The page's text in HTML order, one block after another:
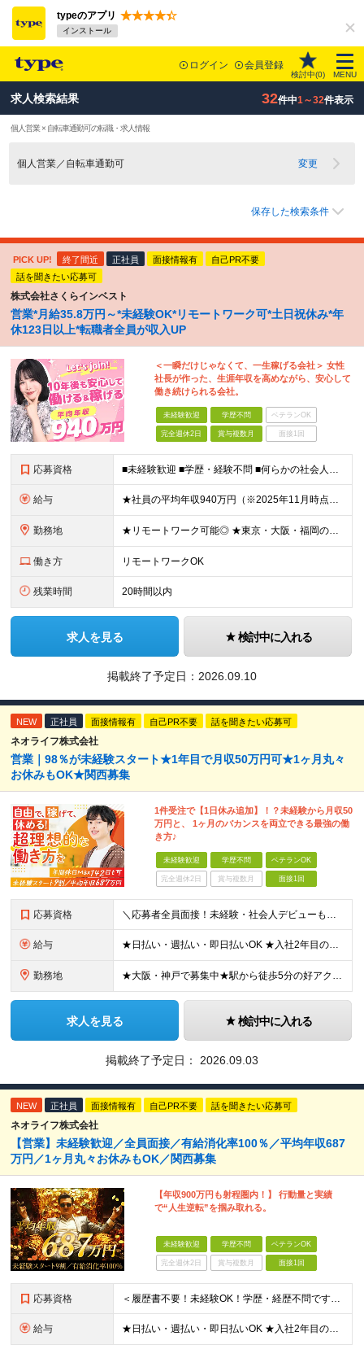
typeのアプリ
インストール
ログイン 会員登録
検討中(0) MENU
求人検索結果 32件中1～32件表示
個人営業 × 自転車通勤可の転職・求人情報
個人営業／自転車通勤可 変更
保存した検索条件
PICK UP! 終了間近 正社員 面接情報有
自己PR不要
話を聞きたい応募可
株式会社さくらインベスト
営業*月給35.8万円～*未経験OK*リモートワーク可*土日祝休み*年
休123日以上*転職者全員が収入UP
＜一瞬だけじゃなくて、一生稼げる会社＞ 女性
社長が作った、生涯年収を高めながら、安心して
働き続けられる会社。
未経験歓迎 学歴不問 ベテランOK
完全週休2日 賞与複数月 面接1回
応募資格 ■未経験歓迎 ■学歴・経験不問 ■何らかの社会人経験がある方 ＜こんな方に向いています！＞ ・頑張った分評価されたい方 ・将来役立つ知識を身につけたい方 ・新しいことを学ぶのが好きな方 ・趣味
給与 ★社員の平均年収940万円（※2025年11月時点） ★転職者は全員収入アップを実現 ★入社半年で昇給した実績あり！ 【営業未経験】 月給35万8,000円～（固定残業代含む）＋インセンティブ ＋賞
勤務地 ★リモートワーク可能◎ ★東京・大阪・福岡の3拠点で募集中／ご希望の勤務地で配属します ★転勤なし ＜東京支店＞ 東京都港区三田1丁目4番28号 三田国際ビル2階 ＜大阪本社＞ 大阪府大阪市北区梅
働き方 リモートワークOK
残業時間 20時間以内
求人を見る 検討中に入れる
掲載終了予定日： 2026.09.10
NEW 正社員 面接情報有 自己PR不要 話を聞きたい応募可
ネオライフ株式会社
営業｜98％が未経験スタート★1年目で月収50万円可★1ヶ月丸々
お休みもOK★関西募集
1件受注で【1日休み追加】！？未経験から月収50
万円と、 1ヶ月のバカンスを両立できる最強の働
き方♪
未経験歓迎 学歴不問 ベテランOK
完全週休2日 賞与複数月 面接1回
応募資格 ＼応募者全員面接！未経験・社会人デビューも歓迎／ ◆スキル・資格は一切不要 ◆職種・業種未経験歓迎 ◆第二新卒・ブランクOK ＜先輩の志望動機をご紹介＞ 「収入もお休みも大切にしたい」 「頑張った分
給与 ★日払い・週払い・即日払いOK ★入社2年目の平均年収687万円 ★入社3年目で年収900万円の社員も在籍 ＼2つのコースから給与形態を選べます！／ 【1】安定収入をゲットしたい方向けコース 基本給
勤務地 ★大阪・神戸で募集中★駅から徒歩5分の好アクセス ■新大阪事業所／大阪府大阪市東淀川区東中島4-11-6 ネオライフ新大阪ビル8F ■神戸事業所／兵庫県神戸市中央区多聞通4-4-13 歩11番館50
求人を見る 検討中に入れる
掲載終了予定日： 2026.09.03
NEW 正社員 面接情報有 自己PR不要 話を聞きたい応募可
ネオライフ株式会社
【営業】未経験歓迎／全員面接／有給消化率100％／平均年収687
万円／1ヶ月丸々お休みもOK／関西募集
【年収900万円も射程圏内！】 行動量と実績
で“人生逆転”を掴み取れる。
未経験歓迎 学歴不問 ベテランOK
完全週休2日 賞与複数月 面接1回
応募資格 ＜履歴書不要！未経験OK！学歴・経歴不問です＞ ◆スキル・資格は一切不要 ◆職種・業種未経験歓迎 ◆第二新卒・ブランク・社会人デビューOK ＜こんな方にピッタリ！＞ □収入もお休みも大切にしたい方
給与 ★日払い・週払い・即日払いOK ★入社2年目の平均年収687万円 ★入社3年目で年収900万円の社員も在籍 ＼2つのコースから給与形態を選べます！／ 【1】安定収入をゲットしたい方向けコース 基本給